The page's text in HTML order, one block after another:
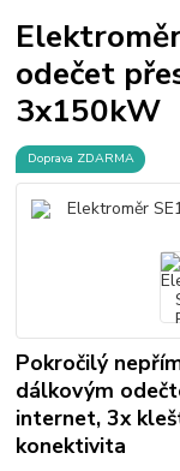
odečet
3x150kW
Doprava ZDARMA
Pokročilý
dálkovým
internet, 3x
konektivita